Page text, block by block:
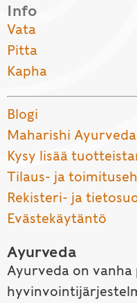
Info
Vata
Pitta
Kapha
Blogi
Maharishi Ayurveda
Kysy lisää
Tilaus- ja
Rekisteri- ja
Evästekäytäntö
Ayurveda
Ayurveda on